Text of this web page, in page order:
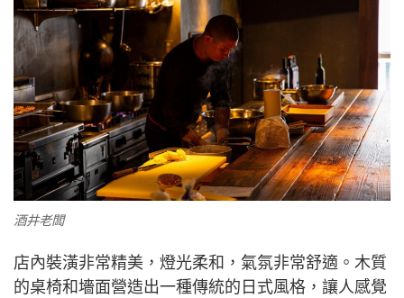
酒井老闆
店內裝潢非常精美，燈光柔和，氣氛非常舒適。木質
的桌椅和墻面營造出一種傳統的日式風格，讓人感覺